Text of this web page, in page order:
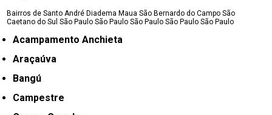
Bairros de Santo André Diadema Maua São Bernardo do Campo São
Caetano do SulSão Paulo São Paulo São Paulo São Paulo São Paulo
Acampamento Anchieta
Araçaúva
Bangú
Campestre